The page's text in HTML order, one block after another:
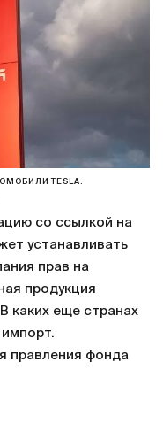
TESLA.
со ссылкой на
устанавливать
прав на
продукция
каких еще странах
правления фонда